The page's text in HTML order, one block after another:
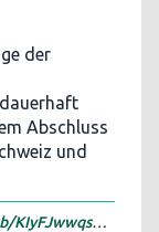
der
Abschluss
und